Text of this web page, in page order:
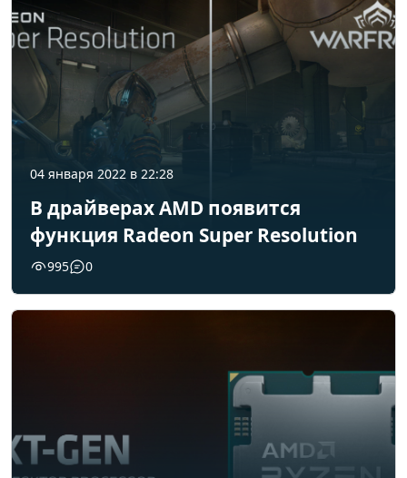
04 января 2022 в 22:28
В драйверах AMD появится
функция Radeon Super Resolution
995 0